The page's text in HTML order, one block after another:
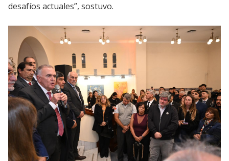
desafíos actuales”, sostuvo.